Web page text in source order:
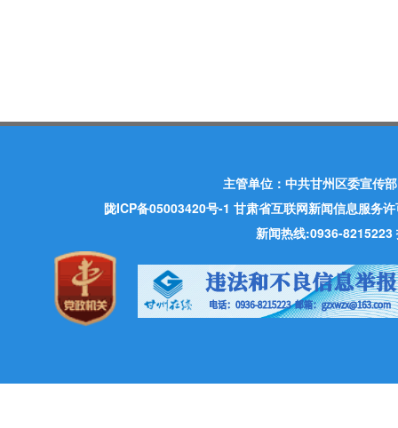
主管单位：中共甘州区委宣传
陇ICP备05003420号-1 甘肃省互联网新闻信息服务
新闻热线:0936-8215223